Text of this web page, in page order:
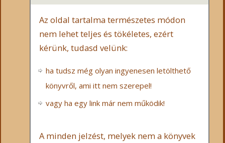
Az oldal tartalma természetes módon
nem lehet teljes és tökéletes, ezért
kérünk, tudasd velünk:
ha tudsz még olyan ingyenesen letölthető
könyvről, ami itt nem szerepel!
vagy ha egy link már nem működik!
A minden jelzést, melyek nem a könyvek